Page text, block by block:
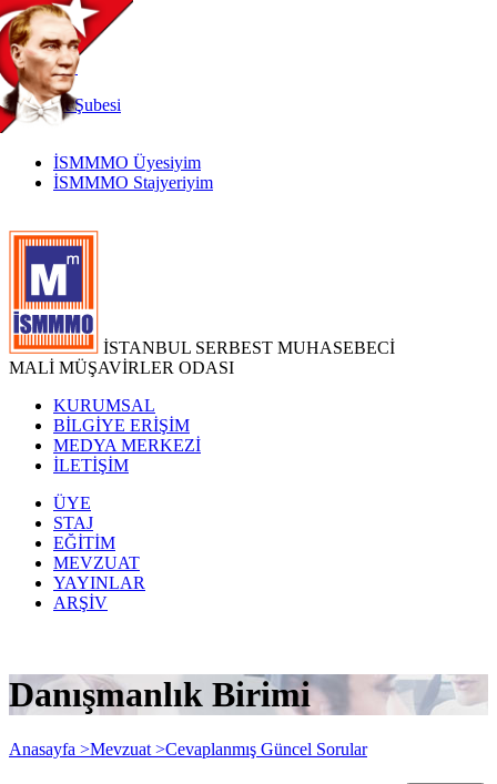
TR
|
EN
İnternetŞubesi
İSMMMO Üyesiyim
İSMMMO Stajyeriyim
İSTANBUL SERBEST MUHASEBECİ
MALİ MÜŞAVİRLER ODASI
KURUMSAL
BİLGİYE ERİŞİM
MEDYA MERKEZİ
İLETİŞİM
ÜYE
STAJ
EĞİTİM
MEVZUAT
YAYINLAR
ARŞİV
Danışmanlık Birimi
Anasayfa >Mevzuat >Cevaplanmış Güncel Sorular